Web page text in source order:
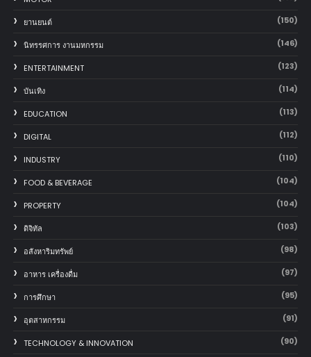
‎ยานยนต์‎ (150)
นิทรรศการ งานมหกรรม (146)
ENTERTAINMENT (123)
บันเทิง (114)
EDUCATION (113)
DIGITAL (112)
INDUSTRY (110)
FOOD & BEVERAGE (104)
PROPERTY (104)
ดิจิทัล (103)
อสังหาริมทรัพย์ (98)
อาหาร เครื่องดื่ม (97)
การศึกษา (95)
อุตสาหกรรม (91)
TECHNOLOGY & INNOVATION (90)